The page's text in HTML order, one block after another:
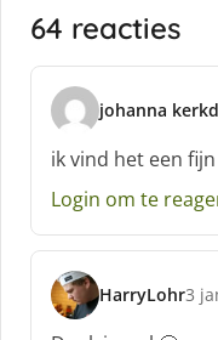
64 reacties
johanna
s
c
h
r
e
f
:
ik vind het een
Login om te
HarryLohr
s
c
3